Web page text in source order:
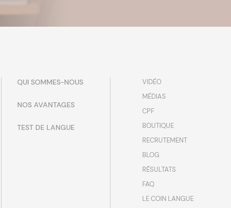
QUI SOMMES-NOUS
NOS AVANTAGES
TEST DE LANGUE
VIDÉO
MÉDIAS
CPF
BOUTIQUE
RECRUTEMENT
BLOG
RÉSULTATS
FAQ
LE COIN LANGUE